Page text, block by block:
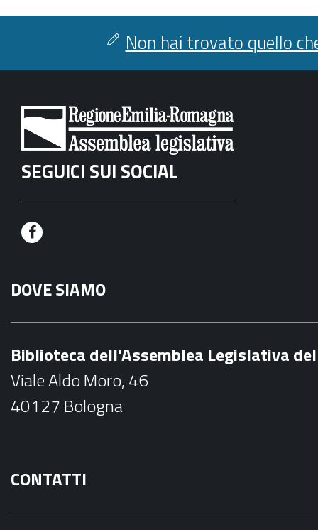
Non hai trovato quello
SEGUICI SUI SOCIAL
F
c
e
o
k
DOVE SIAMO
Biblioteca dell'Assemblea Legislativa
Viale Aldo Moro, 46
40127 Bologna
CONTATTI